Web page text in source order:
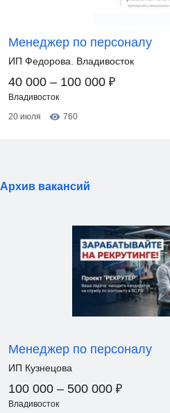
Менеджер по персоналу
ИП Федорова. Владивосток
40 000 – 100 000 ₽
Владивосток
20 июля
760
Архив вакансий
Менеджер по персоналу
ИП Кузнецова
100 000 – 500 000 ₽
Владивосток